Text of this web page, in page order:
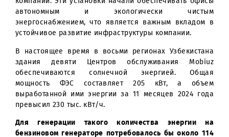
энергии в свою деятельность.
Сначала в Республике Каракалпакстан,
области, а затем и в других регионах начался
солнечных фотоэлектрических станций
административных зданиях Центров
компании. Эти установки начали обеспечивать
автономным и экологически
энергоснабжением, что является важным
устойчивое развитие инфраструктуры компании.
В настоящее время в восьми регионах